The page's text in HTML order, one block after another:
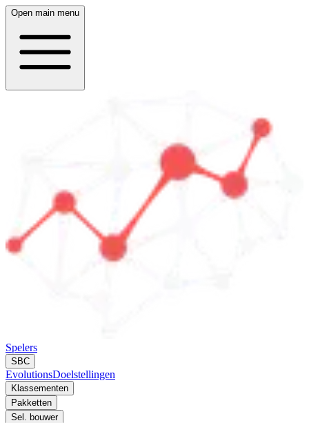
Open main menu
Spelers
SBC
EvolutionsDoelstellingen
Klassementen
Pakketten
Sel. bouwer